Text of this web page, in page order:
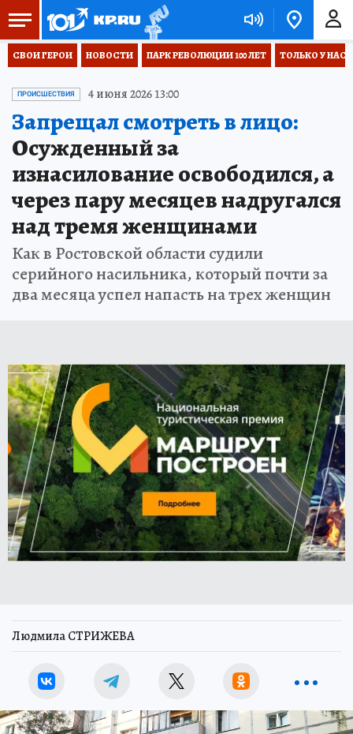
СВОИ ГЕРОИ НОВОСТИ ПАРК РЕВОЛЮЦИИ 100 ЛЕТ ТОЛЬКО У НАС
ПРОИСШЕСТВИЯ 4 июня 2026 13:00
Запрещал смотреть в лицо:
Осужденный за
изнасилование освободился, а
через пару месяцев надругался
над тремя женщинами
Как в Ростовской области судили
серийного насильника, который почти за
два месяца успел напасть на трех женщин
Людмила СТРИЖЕВА